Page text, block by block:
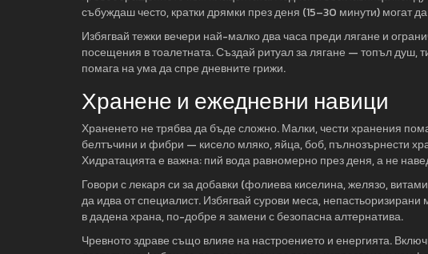
събуждаш често, кратки дрямки през деня (15–30 минути) могат
Избягвай тежки вечери най-малко два часа преди лягане и
посещения в тоалетната. Създай ритуал за лягане — топъл
помага на ума да спре дневните грижи.
Хранене и ежедневни навици
Храненето не трябва да бъде сложно. Малки, чести хранения
белтъчини и фибри — кисело мляко, яйца, боб, пълнозърнести
Хидратацията е важна: пий вода равномерно през деня, а не
Говори с лекаря си за добавки (фолиева киселина, желязо,
да идва от специалист. Избягвай сурови меса,
в дадена храна, по-добре я замени с безопасна алтернатива.
Чревното здраве също влияе на настроението и енергията.